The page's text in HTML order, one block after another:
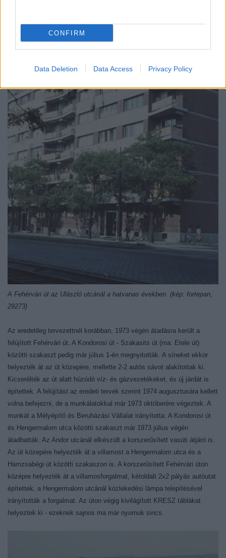
CONFIRM
Data Deletion Data Access Privacy Policy
A Fehérvári út az Ulászló utcánál a hatvanas években. (kép: fortepan,
29273)
Az eredetileg tervezettnél korábban, 1973 végén átadásra került a
felújított Fehérvári út. A Kondorosi út - Szakasits út (ma: Etele út)
közötti szakaszt pedig már július 1-én megnyitották. A síneket ekkor
helyezték át az út közepére, mellette 2-2 autós sávot alakítottak ki.
Kicserélték az út alatt húzódó víz- és gázvezetékeket, és új járdát is
építettek. A felújítást az eredeti tervek szerint 1974 augusztusára kellett
volna befejezni, de a munkálatokkal már 1973 októberére végeztek. A
munkát a Mélyépítő és Beruházási Vállalat irányította. A Kondorosi út
és Hengermalom utca közötti szakaszt már 1973 július végén
átadhatták. Az Andor utcánál elkészült a korszerűsített vasúti átjáró is.
Az út közepére helyezték át a villamost a Hengermalom utca és a
Hamzsabégi út közötti szakaszon is. A korszerűsített Fehérvári úton
középre helyezték át a villamosforgalmat, kétoldalt 2x2 pályás autóutat
építettek, a Hengermalom utcánál közlekedési lámpa telepítésével
irányították a forgalmat. Az úton végig kivilágított KRESZ táblákat
helyeztek ki - ezeknek sajnos ma már nyomuk sincs.